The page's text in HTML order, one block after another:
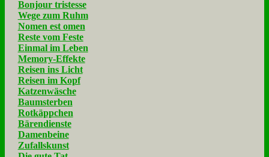
Bonjour tristesse
Wege zum Ruhm
Nomen est omen
Reste vom Feste
Einmal im Leben
Memory-Effekte
Reisen ins Licht
Reisen im Kopf
Katzenwäsche
Baumsterben
Rotkäppchen
Bärendienste
Damenbeine
Zufallskunst